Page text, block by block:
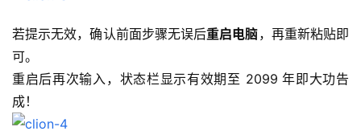
若提示无效，确认前面步骤无误后重启电脑，再重新粘贴即
可。
重启后再次输入，状态栏显示有效期至 2099 年即大功告
成！